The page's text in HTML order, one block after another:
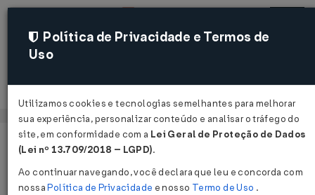
Acessar
Página Inicial Legislações
Decreto Nº 3331 DE 07/01/2000
Política de Privacidade e Termos de
Uso
Utilizamos cookies e tecnologias semelhantes para melhorar
sua experiência, personalizar conteúdo e analisar o tráfego do
site, em conformidade com a Lei Geral de Proteção de Dados
(Lei nº 13.709/2018 – LGPD).
Ao continuar navegando, você declara que leu e concorda com
nossaPolítica de Privacidade e nosso Termo de Uso .